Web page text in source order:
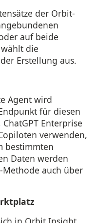
der Orbit-
auf beide
die
Erstellung aus.
Agent wird
für diesen
Enterprise
verwenden,
bestimmten
Daten werden
Methode auch über